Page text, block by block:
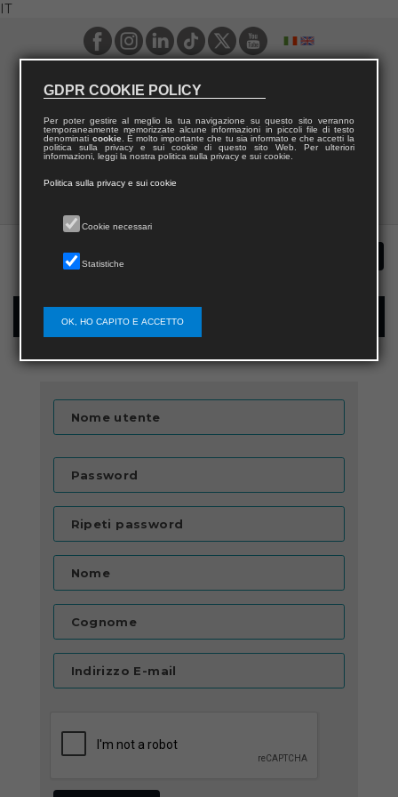
IT
Registrazione nuovo utente per acquisti sul sito
Nome utente
Password
Ripeti password
Nome
Cognome
Indirizzo E-mail
GDPR COOKIE POLICY
Per poter gestire al meglio la tua navigazione su questo sito verranno
temporaneamente memorizzate alcune informazioni in piccoli file di testo
denominati cookie. È molto importante che tu sia informato e che accetti la
politica sulla privacy e sui cookie di questo sito Web. Per ulteriori
informazioni, leggi la nostra politica sulla privacy e sui cookie.
Politica sulla privacy e sui cookie
Cookie necessari
Statistiche
OK, HO CAPITO E ACCETTO